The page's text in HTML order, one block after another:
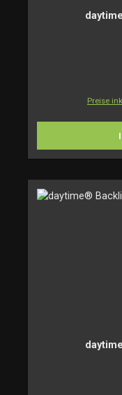
Preise